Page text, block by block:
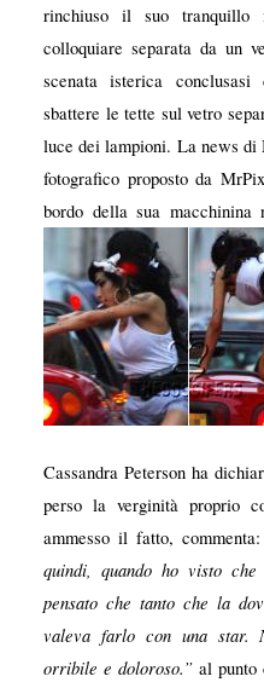
rinchiuso il suo tranquillo
colloquiare separata da un
scenata isterica
sbattere le tette sul vetro
luce dei lampioni. La news
fotografico proposto da
bordo della sua macchinina
Cassandra Peterson ha
perso la verginità proprio
ammesso il fatto, commenta:
quindi, quando ho visto
pensato che tanto che la
valeva farlo con una star.
orribile e doloroso.” al punto